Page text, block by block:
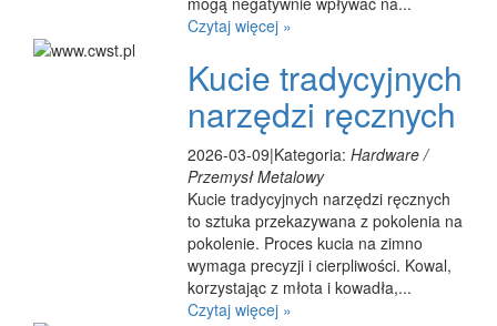
Czytaj więcej »
Kucie tradycyjnych
narzędzi ręcznych
2026-03-09|Kategoria:Hardware /
Przemysł Metalowy
Kucie tradycyjnych narzędzi ręcznych
to sztuka przekazywana z pokolenia na
pokolenie. Proces kucia na zimno
wymaga precyzji i cierpliwości. Kowal,
korzystając z młota i kowadła,...
Czytaj więcej »